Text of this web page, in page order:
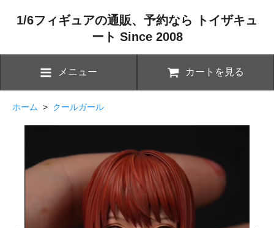
1/6フィギュアの通販、予約なら トイザキュ
ート Since 2008
メニュー カートを見る
ホーム > クールガール